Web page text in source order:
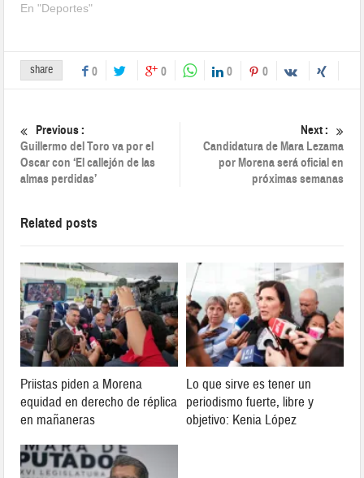
En "Deportes"
share 0 0 0 0
Previous :
Guillermo del Toro va por el
Oscar con ‘El callejón de las
almas perdidas’
Next :
Candidatura de Mara Lezama
por Morena será oficial en
próximas semanas
Related posts
Priistas piden a Morena
equidad en derecho de réplica
en mañaneras
Lo que sirve es tener un
periodismo fuerte, libre y
objetivo: Kenia López